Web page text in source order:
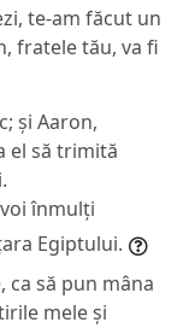
te-am făcut un
fratele tău, va fi
și Aaron,
el să trimită
înmulți
Egiptului.
ca să pun mâna
mele și